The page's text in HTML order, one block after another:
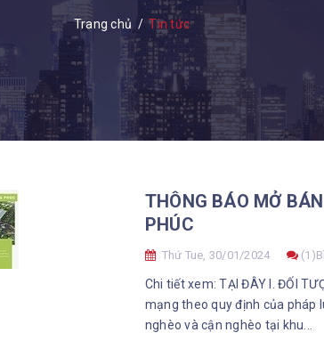
Trang chủ / Tin tức
THÔNG BÁO MỞ
PHÚC
Thứ Tue, 30/01/2024
Chi tiết xem: TẠI ĐÂY I. ĐỐI
mạng theo quy định của pháp
nghèo và cận nghèo tại khu...